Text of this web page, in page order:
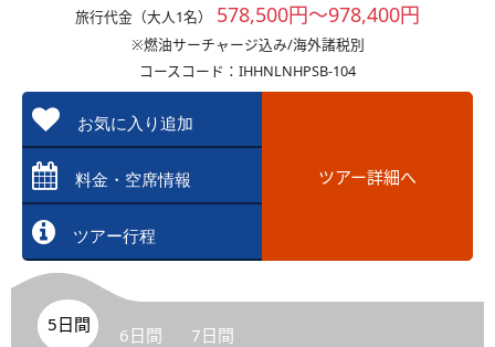
旅行代金（大人1名） 578,500円～978,400円
※燃油サーチャージ込み/海外諸税別
コースコード：IHHNLNHPSB-104
お気に入り追加
料金・空席情報
ツアー行程
ツアー詳細へ
5日間 6日間 7日間